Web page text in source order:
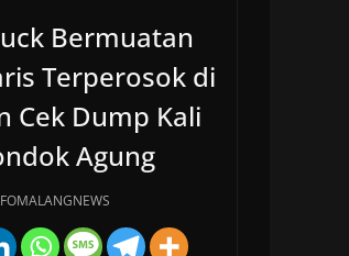
Bermuatan
Terperosok di
Cek Dump Kali
Agung